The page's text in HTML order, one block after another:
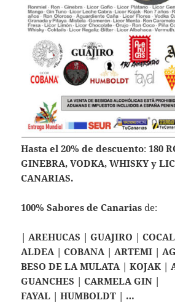
Hasta el 20% de descuento:180
GINEBRA, VODKA, WHISKY y
CANARIAS.
100% Sabores de Canarias de:
| AREHUCAS | GUAJIRO |
ALDEA | COBANA | ARTEMI |
BESO DE LA MULATA | KOJAK |
GUANCHES | CARMELA GIN |
FAYAL | HUMBOLDT | …